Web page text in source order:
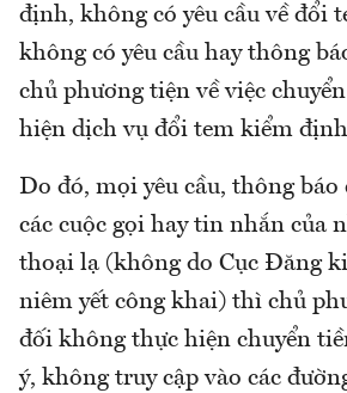
định, không có yêu cầu về đổi
không có yêu cầu hay thông
chủ phương tiện về việc
hiện dịch vụ đổi tem kiểm
Do đó, mọi yêu cầu, thông
các cuộc gọi hay tin nhắn của
thoại lạ (không do Cục Đăng
niêm yết công khai) thì chủ
đối không thực hiện chuyển
ý, không truy cập vào các